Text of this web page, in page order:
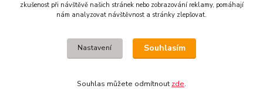
© 2009-2026 Všechna práva vyhrazena. Obsah těchto webových stránek je
přebírat, kopírovat, reprodukovat ani dále šířit jinými kanály. Výjimkou je tisk
pro osobní potřebu a stručné citace či náhledy na sociálních sítích s
souhlas. Vlastníkem a provozovatelem webu je Miroslav Závrbský.
zkušenost při návštěvě našich stránek nebo zobrazování reklamy, pomáhají
nám analyzovat návštěvnost a stránky zlepšovat.
Nastavení Souhlasím
Souhlas můžete odmítnout zde.